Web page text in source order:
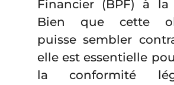
Financier (BPF) à la
Bien que cette
puisse sembler
elle est essentielle
la conformité